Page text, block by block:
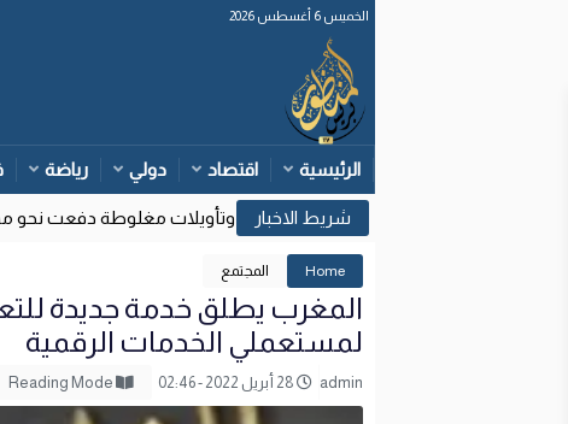
الخميس 6 أغسطس 2026
الرئيسية اقتصاد دولي رياضة
وزارة الداخلية: قرارات قضائية إسبانية وتأويلات مغلوطة دفعت نحو
Home المجتمع
المغرب يطلق خدمة جديدة
لمستعملي الخدمات الرقمية
admin